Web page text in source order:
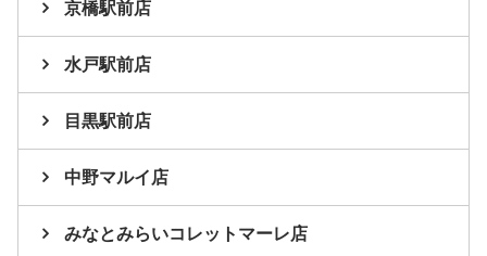
京橋駅前店
水戸駅前店
目黒駅前店
中野マルイ店
みなとみらいコレットマーレ店